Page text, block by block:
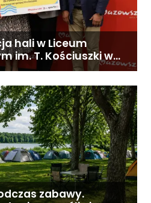
hali w Liceum
im. T. Kościuszki w
zabawy.